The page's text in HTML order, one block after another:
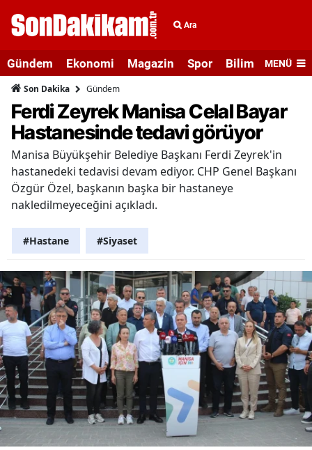
Ara
Gündem Ekonomi Magazin Spor Bilim veMENÜ
Son Dakika Gündem
Ferdi Zeyrek Manisa Celal Bayar
Hastanesinde tedavi görüyor
Manisa Büyükşehir Belediye Başkanı Ferdi Zeyrek'in
hastanedeki tedavisi devam ediyor. CHP Genel Başkanı
Özgür Özel, başkanın başka bir hastaneye
nakledilmeyeceğini açıkladı.
#Hastane #Siyaset